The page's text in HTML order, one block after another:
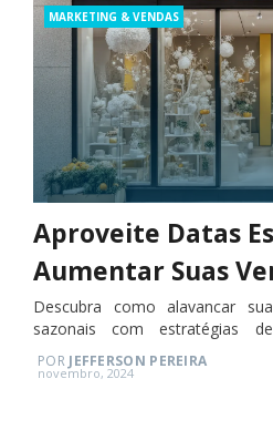
Categories
MARKETING & VENDAS
Aproveite Datas
Aumentar Suas
Descubra como alavancar
sazonais com estratégias
eficientes.
PORJEFFERSON PEREIRA
Posted
novembro, 2024